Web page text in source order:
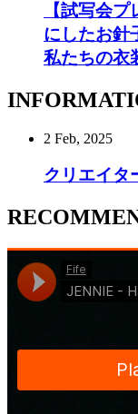
【試写会
にしたお針
私たちの衣
2 Feb, 2025
クリエイタ